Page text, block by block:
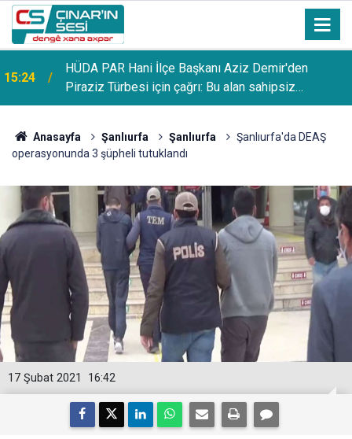
15:24
HÜDA PAR Hani İlçe Başkanı Aziz Demir'den
Piraziz Türbesi için çağrı: Bu alan sahipsiz
bırakılmamalı
Anasayfa Şanlıurfa Şanlıurfa
Şanlıurfa'da DEAŞ
operasyonunda 3 şüpheli tutuklandı
16:42
17 Şubat 2021